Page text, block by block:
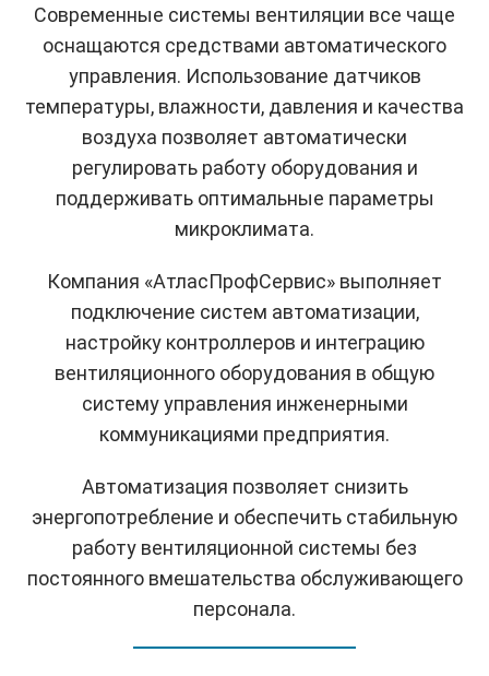
Современные системы вентиляции все чаще
оснащаются средствами автоматического
управления. Использование датчиков
температуры, влажности, давления и качества
воздуха позволяет автоматически
регулировать работу оборудования и
поддерживать оптимальные параметры
микроклимата.
Компания «АтласПрофСервис» выполняет
подключение систем автоматизации,
настройку контроллеров и интеграцию
вентиляционного оборудования в общую
систему управления инженерными
коммуникациями предприятия.
Автоматизация позволяет снизить
энергопотребление и обеспечить стабильную
работу вентиляционной системы без
постоянного вмешательства обслуживающего
персонала.